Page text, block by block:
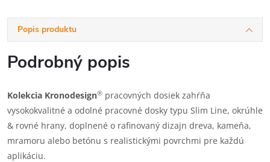
Popis produktu
Podrobný popis
Kolekcia Kronodesign® pracovných dosiek zahŕňa
vysokokvalitné a odolné pracovné dosky typu Slim Line, okrúhle
& rovné hrany, doplnené o rafinovaný dizajn dreva, kameňa,
mramoru alebo betónu s realistickými povrchmi pre každú
aplikáciu.